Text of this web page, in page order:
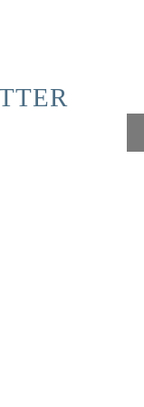
de